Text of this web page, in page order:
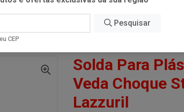
ESTÉTICA AUTOMOTIVA
VEDA CHOQUE STANDARD 32G - LAZZURIL
Solda Para
Veda Choque
Lazzuril
Pesquisar
CEP